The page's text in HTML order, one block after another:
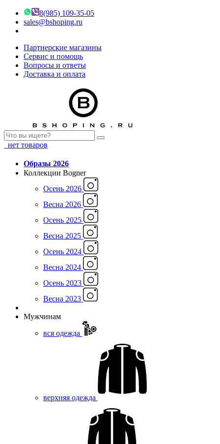
8(985) 109-35-05
sales@bshoping.ru
Партнерские магазины
Сервис и помощь
Вопросы и ответы
Доставка и оплата
нет товаров
Образы 2026
Коллекции Bogner
Осень 2026
Весна 2026
Осень 2025
Весна 2025
Осень 2024
Весна 2024
Осень 2023
Весна 2023
Мужчинам
вся одежда
верхняя одежда